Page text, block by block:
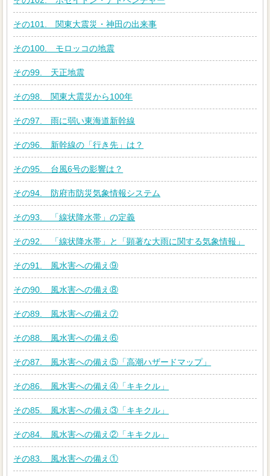
その101. 関東大震災・神田の出来事
その100. モロッコの地震
その99. 天正地震
その98. 関東大震災から100年
その97. 雨に弱い東海道新幹線
その96. 新幹線の「行き先」は？
その95. 台風6号の影響は？
その94. 防府市防災気象情報システム
その93. 「線状降水帯」の定義
その92. 「線状降水帯」と「顕著な大雨に関する気象情報」
その91. 風水害への備え⑨
その90. 風水害への備え⑧
その89. 風水害への備え⑦
その88. 風水害への備え⑥
その87. 風水害への備え⑤「高潮ハザードマップ」
その86. 風水害への備え④「キキクル」
その85. 風水害への備え③「キキクル」
その84. 風水害への備え②「キキクル」
その83. 風水害への備え①